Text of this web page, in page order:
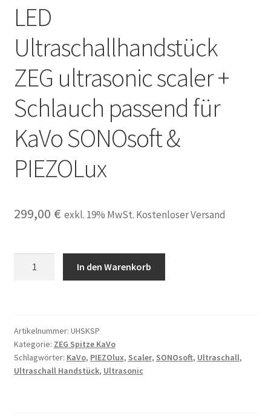
LED
Ultraschallhandstück
ZEG ultrasonic scaler +
Schlauch passend für
KaVo SONOsoft &
PIEZOLux
299,00 € exkl. 19% MwSt. Kostenloser Versand
+
Schlauch
passend
In den Warenkorb
Artikelnummer: UHSKSP
Kategorie: ZEG Spitze KaVo
Schlagwörter: KaVo, PIEZOlux, Scaler, SONOsoft, Ultraschall,
Ultraschall Handstück, Ultrasonic